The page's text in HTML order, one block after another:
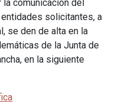
comunicación del
solicitantes, a
se den de alta en la
de la Junta de
en la siguiente